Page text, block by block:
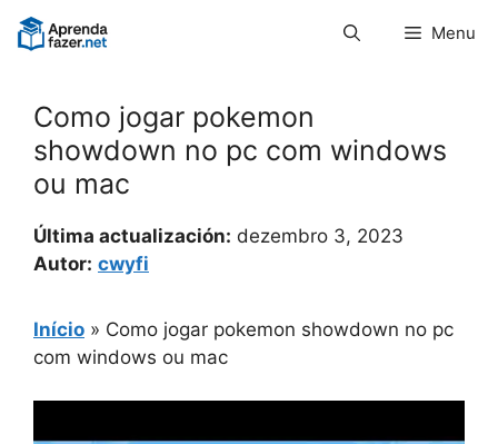
Pular
para
Menu
Como jogar pokemon
showdown no pc com windows
ou mac
Última actualización: dezembro 3, 2023
Autor: cwyfi
Início » Como jogar pokemon showdown no pc
com windows ou mac